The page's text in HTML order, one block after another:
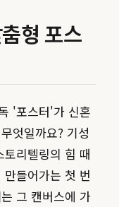
형 포스
'포스터'가 신혼
엇일까요? 기성
리텔링의 힘 때
들어가는 첫 번
는 그 캔버스에 가